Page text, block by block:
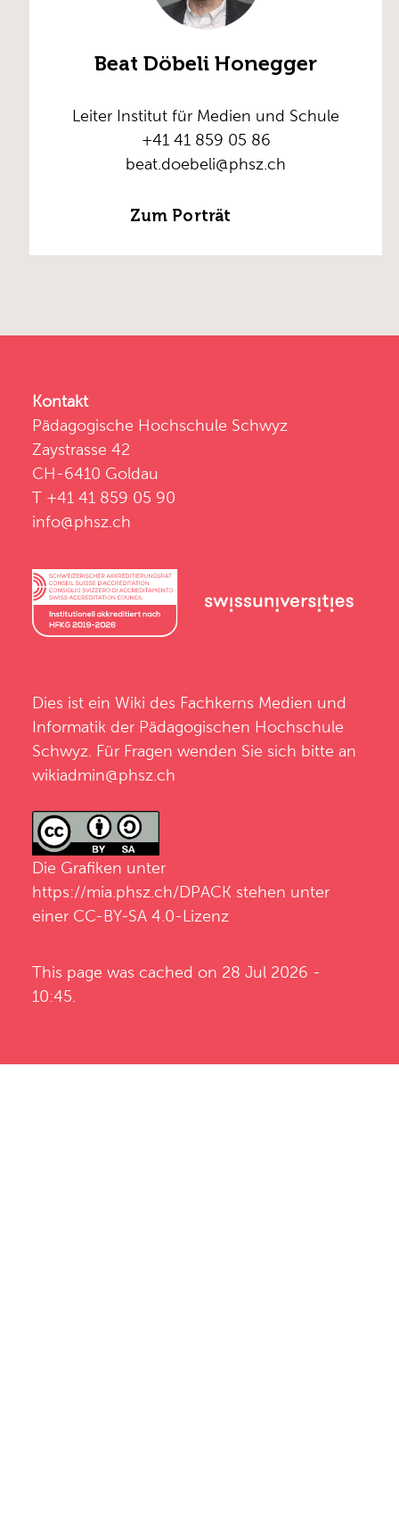
Beat Döbeli Honegger
Leiter Institut für Medien und Schule
+41 41 859 05 86
beat.doebeli@phsz.ch
Zum Porträt
Kontakt
Pädagogische Hochschule Schwyz
Zaystrasse 42
CH-6410 Goldau
T +41 41 859 05 90
info@phsz.ch
Dies ist ein Wiki des Fachkerns Medien und
Informatik der Pädagogischen Hochschule
Schwyz . Für Fragen wenden Sie sich bitte an
wikiadmin@phsz.ch
Die Grafiken unter
https://mia.phsz.ch/DPACK stehen unter
einer CC-BY-SA 4.0-Lizenz
This page was cached on 28 Jul 2026 -
10:45.